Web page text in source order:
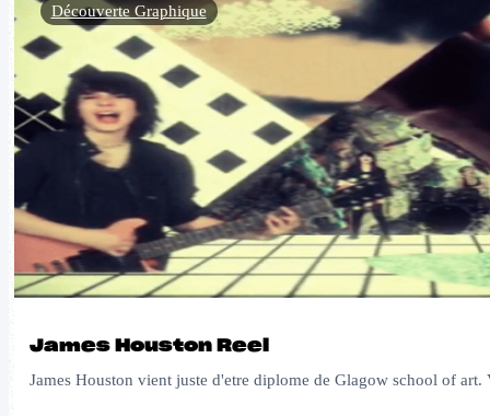
James Houston Reel
James Houston vient juste d'etre diplome de Glagow school of
Découverte Graphique